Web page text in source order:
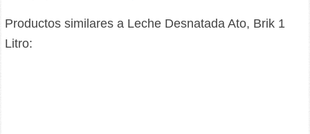
Productos similares a Leche Desnatada Ato, Brik 1
Litro: